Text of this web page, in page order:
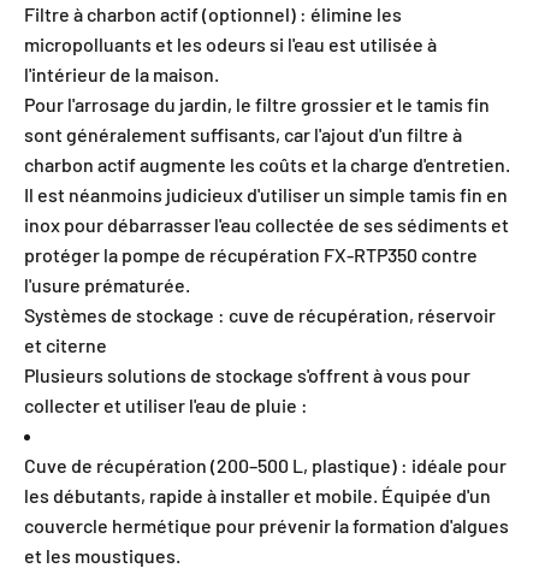
Filtre à charbon actif (optionnel) : élimine les
micropolluants et les odeurs si l'eau est utilisée à
l'intérieur de la maison.
Pour l'arrosage du jardin, le filtre grossier et le tamis fin
sont généralement suffisants, car l'ajout d'un filtre à
charbon actif augmente les coûts et la charge d'entretien.
Il est néanmoins judicieux d'utiliser un simple tamis fin en
inox pour débarrasser l'eau collectée de ses sédiments et
protéger la pompe de récupération FX-RTP350 contre
l'usure prématurée.
Systèmes de stockage : cuve de récupération, réservoir
et citerne
Plusieurs solutions de stockage s'offrent à vous pour
collecter et utiliser l'eau de pluie :
Cuve de récupération (200–500 L, plastique) : idéale pour
les débutants, rapide à installer et mobile. Équipée d'un
couvercle hermétique pour prévenir la formation d'algues
et les moustiques.